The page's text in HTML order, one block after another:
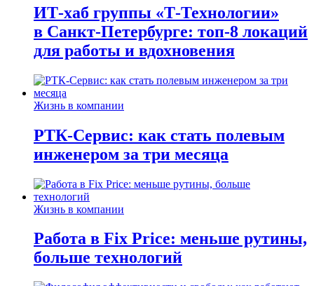
ИТ-хаб группы «Т-Технологии»
в Санкт-Петербурге: топ-8 локаций
для работы и вдохновения
Жизнь в компании
РТК-Сервис: как стать полевым
инженером за три месяца
Жизнь в компании
Работа в Fix Price: меньше рутины,
больше технологий